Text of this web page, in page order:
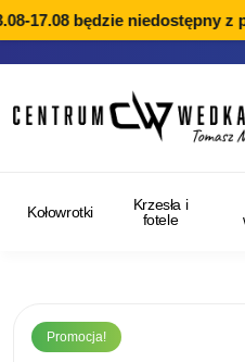
17.08 będzie niedostępny z
Kołowrotki
Krzesła i
fotele
Promocja!